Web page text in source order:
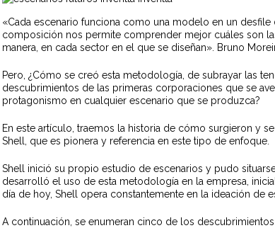
«Cada escenario funciona como una modelo en un
composición nos permite comprender mejor cuáles son
manera, en cada sector en el que se diseñan». Bruno
Pero, ¿Cómo se creó esta metodología, de subrayar las
descubrimientos de las primeras corporaciones que se
protagonismo en cualquier escenario que se produzca?
En este artículo, traemos la historia de cómo surgieron y
Shell, que es pionera y referencia en este tipo de enfoque.
Shell inició su propio estudio de escenarios y pudo
desarrolló el uso de esta metodología en la empresa,
día de hoy, Shell opera constantemente en la ideación de
A continuación, se enumeran cinco de los